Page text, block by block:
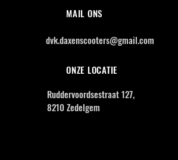
MAIL ONS
dvk.daxenscooters@gmail.com
ONZE LOCATIE
Ruddervoordsestraat 127,
8210 Zedelgem